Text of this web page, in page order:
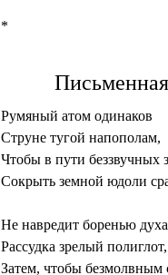
*
Румяный атом одинаков
Струне тугой напополам,
Чтобы в пути беззвучных
Сокрыть земной юдоли
Не навредит боренью духа
Рассудка зрелый полиглот,
Затем, чтобы безмолвным